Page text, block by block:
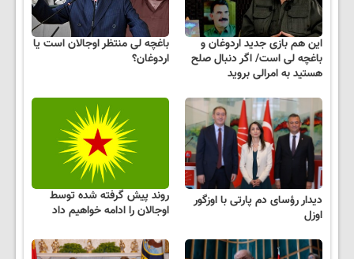
این هم بازی جدید اردوغان و
باغچه لی است/ اگر دنبال صلح
هستید به امرالی بروید
باغچه لی منتظر اوجالان است یا
اردوغان؟
دیدار رؤسای دم پارتی با اوزگور
اوزل
روند پیش گرفته شده توسط
اوجالان را ادامه خواهیم داد